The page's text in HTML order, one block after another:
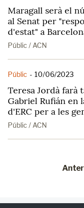
Maragall serà el
al Senat per
d'estat" a
Públic / ACN
Públic - 10/06/2023
Teresa Jordà farà
Gabriel Rufián en
d'ERC per a les
Públic / ACN